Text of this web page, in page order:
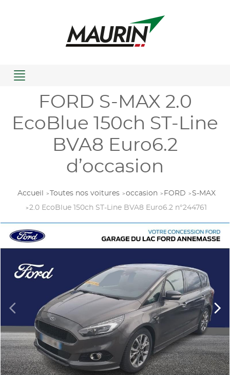
Menu
FORD S-MAX 2.0
EcoBlue 150ch ST-Line
BVA8 Euro6.2
d’occasion
Accueil Toutes nos voitures occasion FORD
S-MAX
2.0 EcoBlue 150ch ST-Line BVA8 Euro6.2 n°244761